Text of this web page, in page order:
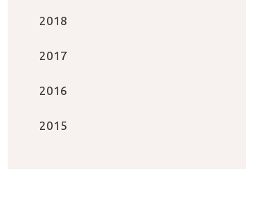
2018
2017
2016
2015